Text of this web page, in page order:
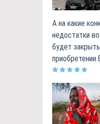
А на какие
недостатки
будет
приобретении